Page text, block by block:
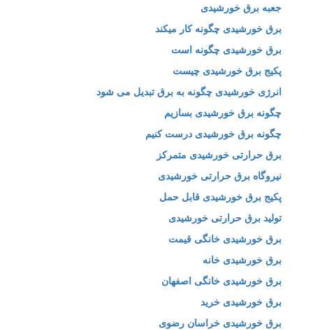
جعبه برق خورشیدی
برق خورشیدی چگونه کار میکند
برق خورشیدی چگونه است
پکیج برق خورشیدی چیست
انرژی خورشیدی چگونه به برق تبدیل می شود
چگونه برق خورشیدی بسازیم
چگونه برق خورشیدی درست کنیم
برق حرارتی خورشیدی متمرکز
نیروگاه برق حرارتی خورشیدی
پکیج برق خورشیدی قابل حمل
تولید برق حرارتی خورشیدی
برق خورشیدی خانگی قیمت
برق خورشیدی خانه
برق خورشیدی خانگی اصفهان
برق خورشیدی خرید
برق خورشیدی خراسان رضوی